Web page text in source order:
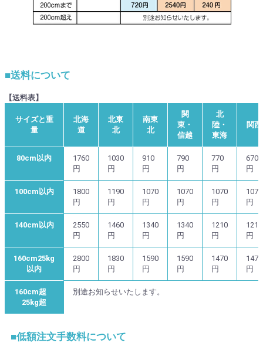
■送料について
【送料表】
サイズと重
量
北海
道
北東
北
南東
北
関
東・
信越
北
陸・
東海
関西
80cm以内
1760
円
1030
円
910
円
790
円
770
円
670
円
100cm以内
1800
円
1190
円
1070
円
1070
円
1070
円
1070
円
140cm以内
2550
円
1460
円
1340
円
1340
円
1210
円
1210
円
160cm25kg
以内
2800
円
1830
円
1590
円
1590
円
1470
円
1470
円
160cm超
25kg超
別途お知らせいたします。
■低額注文手数料について